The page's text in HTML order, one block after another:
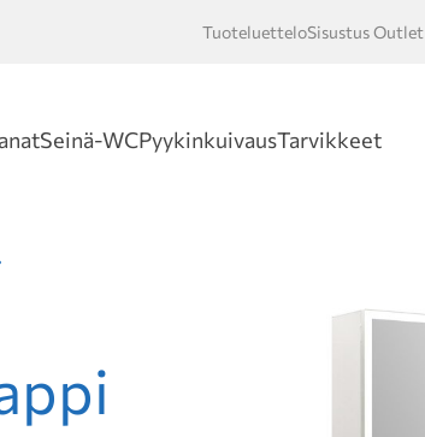
TuoteluetteloSisustus Outlet
Seinä-WCPyykinkuivausTarvikkeet